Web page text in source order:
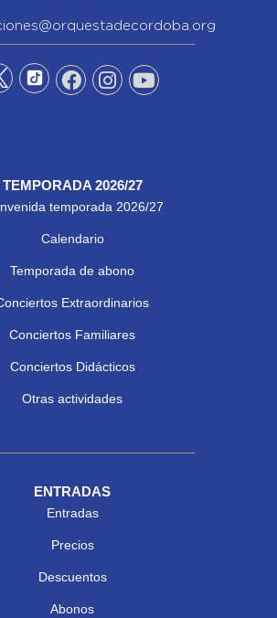
TEMPORADA 2026/27
temporada 2026/27
Calendario
Temporada de abono
Extraordinarios
Conciertos Familiares
Conciertos Didácticos
Otras actividades
ENTRADAS
Entradas
Precios
Descuentos
Abonos